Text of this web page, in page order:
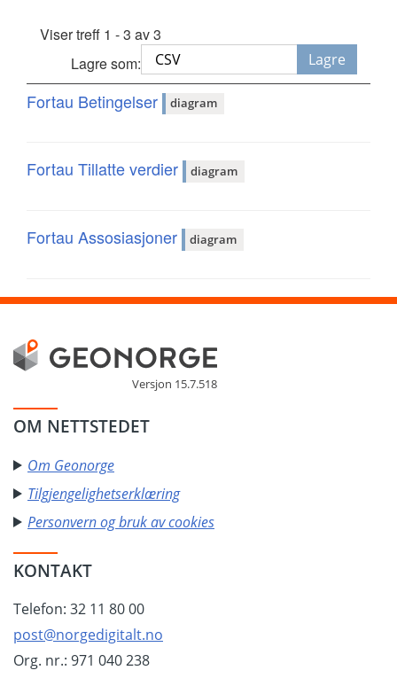
Viser treff 1 - 3 av 3
Lagre som:
Lagre
Fortau Betingelser diagram
Fortau Tillatte verdier diagram
Fortau Assosiasjoner diagram